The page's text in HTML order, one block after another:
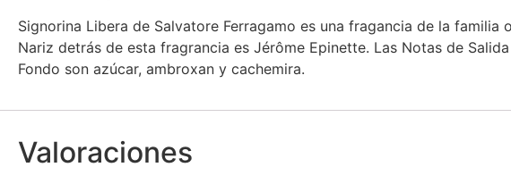
Signorina Libera de Salvatore Ferragamo es una fragancia de la
Nariz detrás de esta fragrancia es Jérôme Epinette. Las Notas de
Fondo son azúcar, ambroxan y cachemira.
Valoraciones